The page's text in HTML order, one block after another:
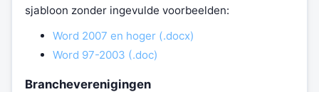
sjabloon zonder ingevulde voorbeelden:
Word 2007 en hoger (.docx)
Word 97-2003 (.doc)
Brancheverenigingen